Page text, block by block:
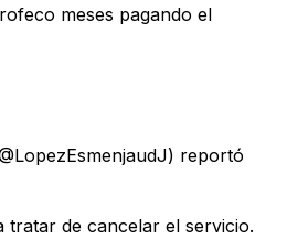
meses pagando el
reportó
tratar de cancelar el servicio.